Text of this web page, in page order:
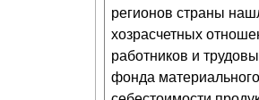
регионов страны
хозрасчетных
работников и
фонда